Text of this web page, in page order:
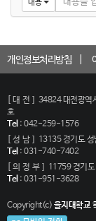
내용
개인정보처리방침
[대전]
34824 대전광역
호
Tel: 042-259-1576
[성남]
13135 경기도
Tel: 031-740-7402
[의정부]
11759 경기
Tel: 031-951-3628
Copyright(c) 을지대학교